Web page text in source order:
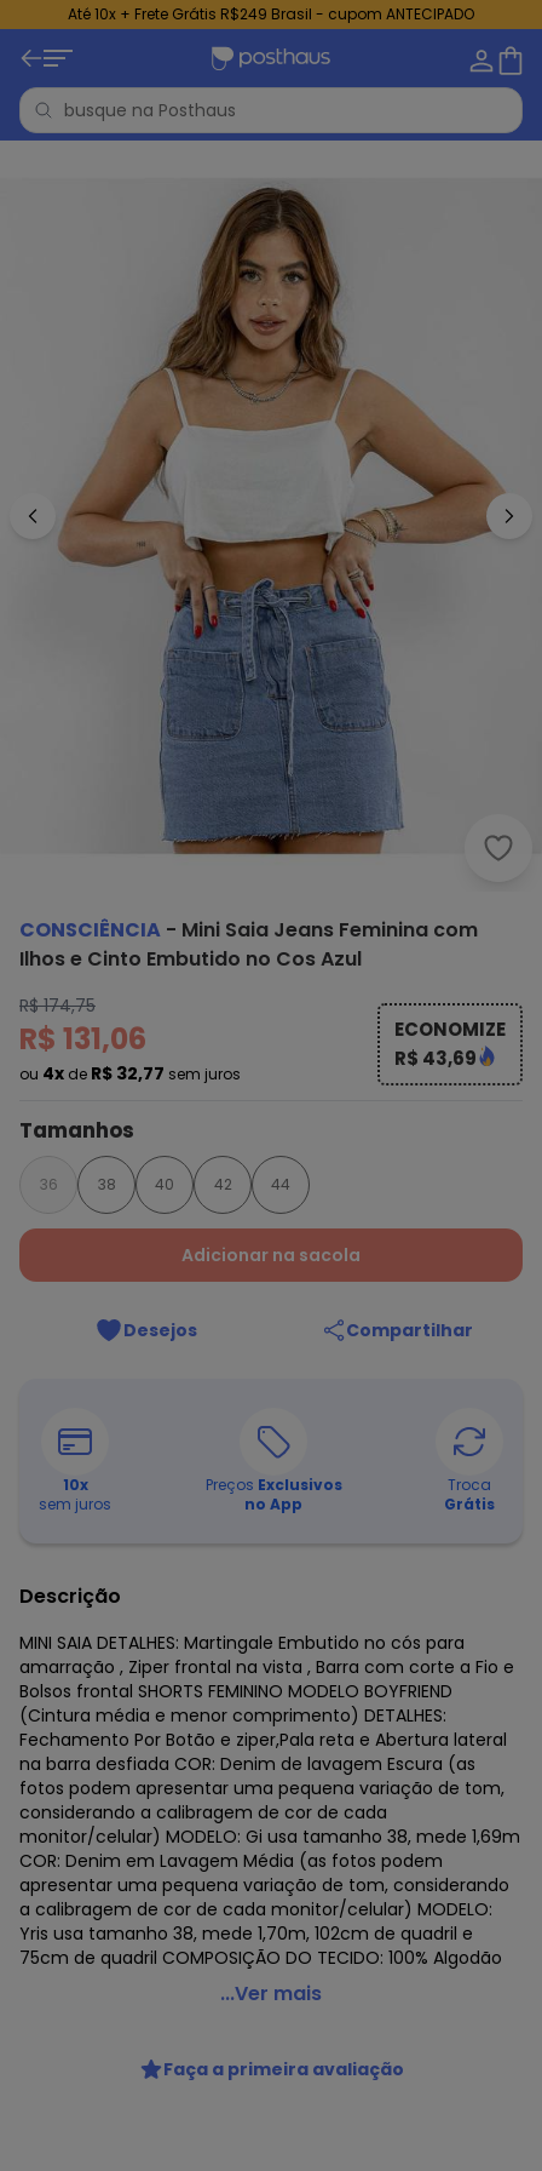
Até 10x + Frete Grátis R$249 Brasil - cupom ANTECIPADO
CONSCIÊNCIA - Mini Saia Jeans Feminina com
Ilhos e Cinto Embutido no Cos Azul
R$ 174,75
R$ 131,06
ou 4x de R$ 32,77 sem juros
ECONOMIZE
R$ 43,69
Tamanhos
36 38 40 42 44
Adicionar na sacola
Desejos Compartilhar
10x
sem juros
Preços Exclusivos
no App
Troca
Grátis
Descrição
MINI SAIA DETALHES: Martingale Embutido no cós para
amarração , Ziper frontal na vista , Barra com corte a Fio e
Bolsos frontal SHORTS FEMININO MODELO BOYFRIEND
(Cintura média e menor comprimento) DETALHES:
Fechamento Por Botão e ziper,Pala reta e Abertura lateral
na barra desfiada COR: Denim de lavagem Escura (as
fotos podem apresentar uma pequena variação de tom,
considerando a calibragem de cor de cada
monitor/celular) MODELO: Gi usa tamanho 38, mede 1,69m
COR: Denim em Lavagem Média (as fotos podem
apresentar uma pequena variação de tom, considerando
a calibragem de cor de cada monitor/celular) MODELO:
Yris usa tamanho 38, mede 1,70m, 102cm de quadril e
75cm de quadril COMPOSIÇÃO DO TECIDO: 100% Algodão
Consciência - Mini Saia Jeans Feminina com Ilhos e
Código do produto: 23222100
...Ver mais
Faça a primeira avaliação